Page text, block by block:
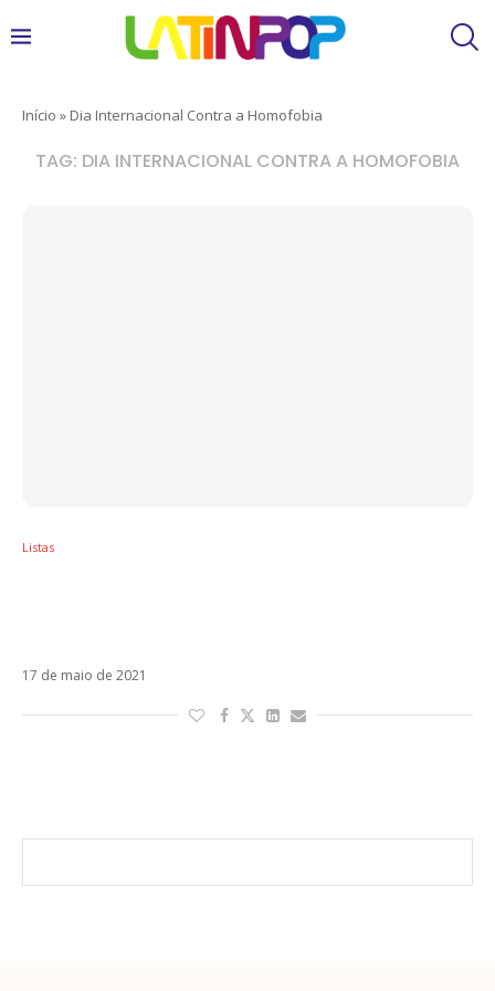
Início » Dia Internacional Contra a Homofobia
TAG: DIA INTERNACIONAL CONTRA A HOMOFOBIA
Listas
17 de maio de 2021